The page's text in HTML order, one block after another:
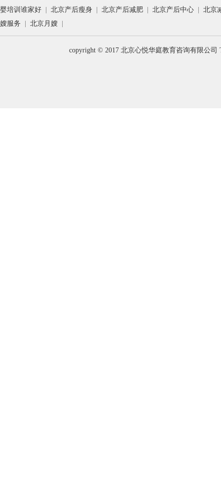
婴培训谁家好
北京产后瘦身 北京产后减肥 北京产后中心
北京
嫂服务
北京月嫂
copyright © 2017 北京心悦华庭教育咨询有限公司